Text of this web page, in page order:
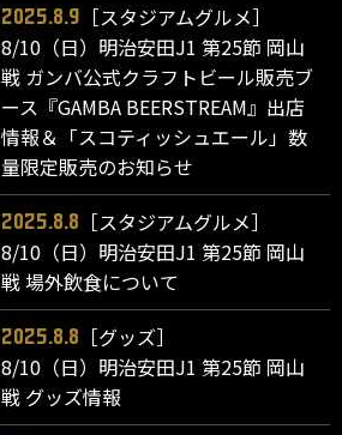
2025.8.9
［スタジアムグルメ］
8/10（日）明治安田J1 第25節 岡山
戦 ガンバ公式クラフトビール販売ブ
ース『GAMBA BEERSTREAM』出店
情報＆「スコティッシュエール」数
量限定販売のお知らせ
2025.8.8
［スタジアムグルメ］
8/10（日）明治安田J1 第25節 岡山
戦 場外飲食について
2025.8.8
［グッズ］
8/10（日）明治安田J1 第25節 岡山
戦 グッズ情報